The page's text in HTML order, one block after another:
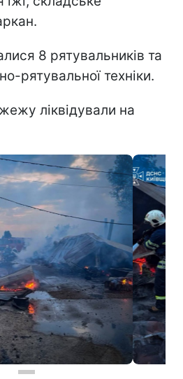
8 рятувальників та
рятувальної техніки.
ліквідували на